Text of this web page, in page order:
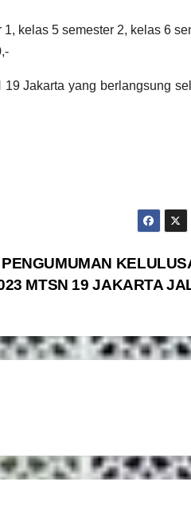
kelas 5 semester 2, kelas 6
Jakarta yang berlangsung
PENGUMUMAN
MTSN 19 JAKARTA